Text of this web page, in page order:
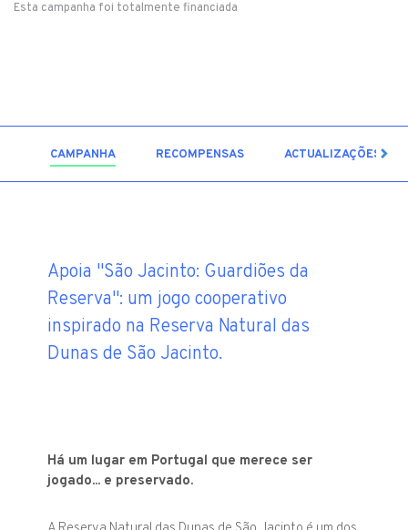
Esta campanha foi totalmente financiada
CAMPANHA RECOMPENSAS ACTUALIZAÇÕES
Apoia "São Jacinto: Guardiões da
Reserva": um jogo cooperativo
inspirado na Reserva Natural das
Dunas de São Jacinto.
Há um lugar em Portugal que merece ser
jogado... e preservado.